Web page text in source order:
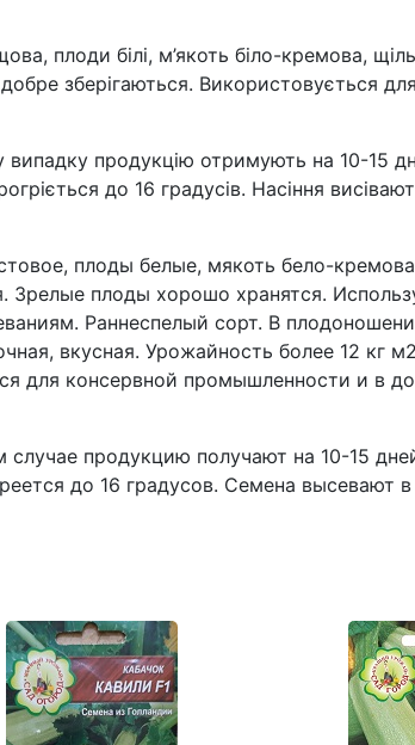
плоди білі, м’якоть біло-кремова,
зберігаються. Використовується
продукцію отримують на 10-15
до 16 градусів. Насіння
плоды белые, мякоть бело-
Зрелые плоды хорошо хранятся.
Раннеспелый сорт. В
вкусная. Урожайность более 12 кг
для консервной промышленности и в
продукцию получают на 10-15
до 16 градусов. Семена высевают